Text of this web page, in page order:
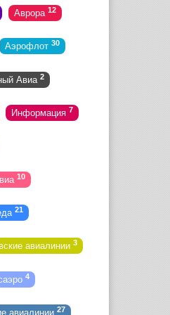
Аврора 12
Аэрофлот 30
Авиа 2
Информация 7
10
21
авиалинии 3
4
авиалинии 27